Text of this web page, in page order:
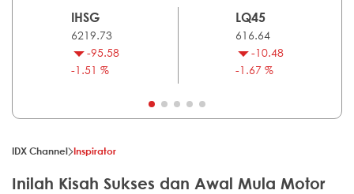
IHSG
6219.73
-95.58
-1.51 %
LQ45
616.64
-10.48
-1.67 %
IDX Channel Inspirator
Inilah Kisah Sukses dan Awal Mula Motor